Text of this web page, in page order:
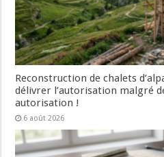
Reconstruction de chalets
délivrer l’autorisation malgré
autorisation !
6 août 2026